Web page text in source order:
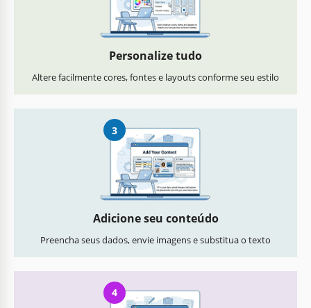
Personalize tudo
Altere facilmente cores, fontes e layouts conforme seu estilo
3
Adicione seu conteúdo
Preencha seus dados, envie imagens e substitua o texto
4